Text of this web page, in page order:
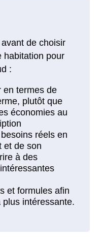
de choisir
habitation pour
: